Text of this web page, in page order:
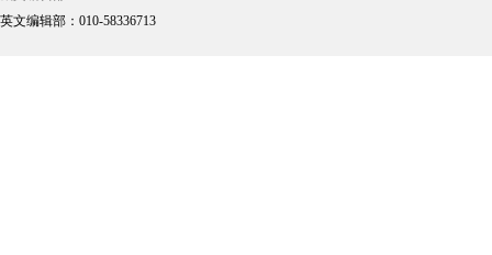
英文编辑部：010-58336713